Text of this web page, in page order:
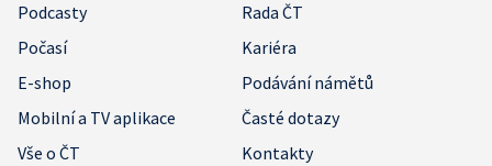
Podcasty
Rada ČT
Počasí
Kariéra
E-shop
Podávání námětů
Mobilní a TV aplikace
Časté dotazy
Vše o ČT
Kontakty